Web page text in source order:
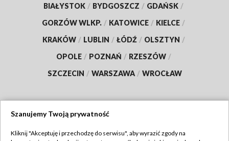
BIAŁYSTOK / BYDGOSZCZ / GDAŃSK /
GORZÓW WLKP. / KATOWICE / KIELCE /
KRAKÓW / LUBLIN / ŁÓDŹ / OLSZTYN /
OPOLE / POZNAŃ / RZESZÓW /
SZCZECIN / WARSZAWA / WROCŁAW
Szanujemy Twoją prywatność
Kliknij "Akceptuję i przechodzę do serwisu", aby wyrazić zgody na